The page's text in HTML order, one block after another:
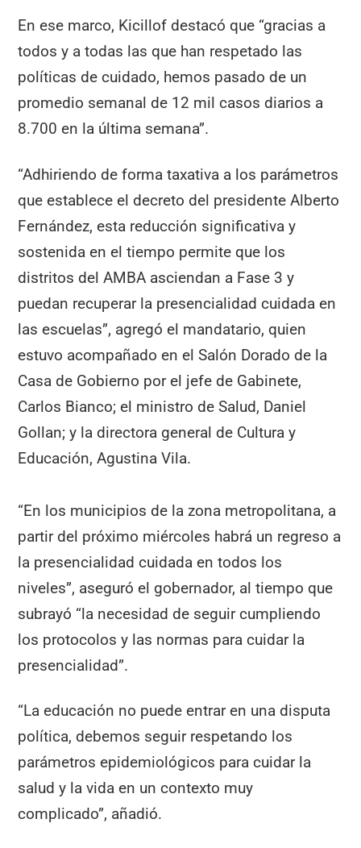
En ese marco, Kicillof destacó que “gracias a
todos y a todas las que han respetado las
políticas de cuidado, hemos pasado de un
promedio semanal de 12 mil casos diarios a
8.700 en la última semana”.
“Adhiriendo de forma taxativa a los parámetros
que establece el decreto del presidente Alberto
Fernández, esta reducción significativa y
sostenida en el tiempo permite que los
distritos del AMBA asciendan a Fase 3 y
puedan recuperar la presencialidad cuidada en
las escuelas”, agregó el mandatario, quien
estuvo acompañado en el Salón Dorado de la
Casa de Gobierno por el jefe de Gabinete,
Carlos Bianco; el ministro de Salud, Daniel
Gollan; y la directora general de Cultura y
Educación, Agustina Vila.
“En los municipios de la zona metropolitana, a
partir del próximo miércoles habrá un regreso a
la presencialidad cuidada en todos los
niveles”, aseguró el gobernador, al tiempo que
subrayó “la necesidad de seguir cumpliendo
los protocolos y las normas para cuidar la
presencialidad”.
“La educación no puede entrar en una disputa
política, debemos seguir respetando los
parámetros epidemiológicos para cuidar la
salud y la vida en un contexto muy
complicado”, añadió.